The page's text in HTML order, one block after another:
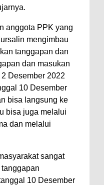
anggota PPK yang
mengimbau
tanggapan dan
dan masukan
Desember 2022
10 Desember
bisa langsung ke
bisa juga melalui
dan melalui
sangat
10 Desember